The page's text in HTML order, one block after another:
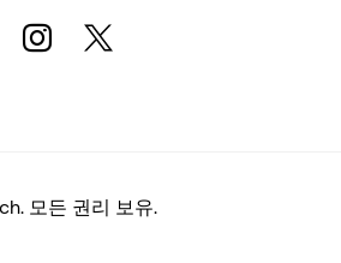
모든 권리 보유.